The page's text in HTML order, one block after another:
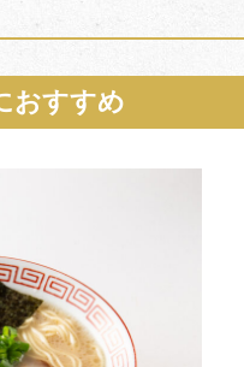
おすすめ